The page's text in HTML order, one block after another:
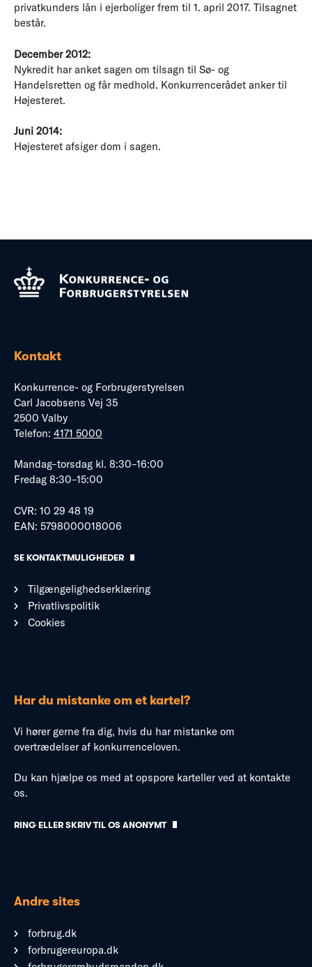
privatkunders lån i ejerboliger frem til 1. april 2017. Tilsagnet
består.
December 2012:
Nykredit har anket sagen om tilsagn til Sø- og
Handelsretten og får medhold. Konkurrencerådet anker til
Højesteret.
Juni 2014:
Højesteret afsiger dom i sagen.
Kontakt
Konkurrence- og Forbrugerstyrelsen
Carl Jacobsens Vej 35
2500 Valby
Telefon: 4171 5000
Mandag–torsdag kl. 8:30–16:00
Fredag 8:30–15:00
CVR: 10 29 48 19
EAN: 5798000018006
SE KONTAKTMULIGHEDER
Tilgængelighedserklæring
Privatlivspolitik
Cookies
Har du mistanke om et kartel?
Vi hører gerne fra dig, hvis du har mistanke om
overtrædelser af konkurrenceloven.
Du kan hjælpe os med at opspore karteller ved at kontakte
os.
RING ELLER SKRIV TIL OS ANONYMT
Andre sites
forbrug.dk
forbrugereuropa.dk